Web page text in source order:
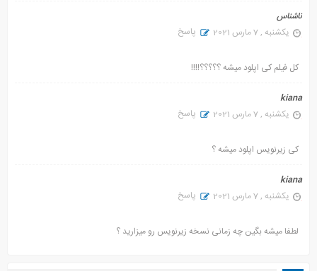
ناشناس
یکشنبه , 7 مارس 2021
پاسخ
کل فیلم کی اپلود میشه ؟؟؟؟؟!!!!
kiana
یکشنبه , 7 مارس 2021
پاسخ
کی زیرنویس اپلود میشه ؟
kiana
یکشنبه , 7 مارس 2021
پاسخ
لطفا میشه بگین چه زمانی نسخه زیرنویس رو میزارید ؟